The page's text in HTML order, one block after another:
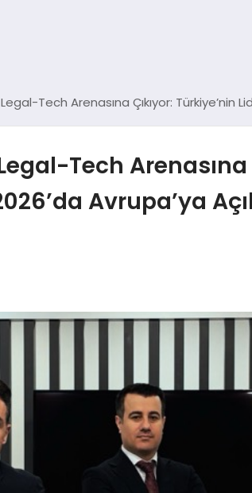
Tech Arenasına Çıkıyor: Türkiye’nin
Tech Arenasına
Avrupa’ya